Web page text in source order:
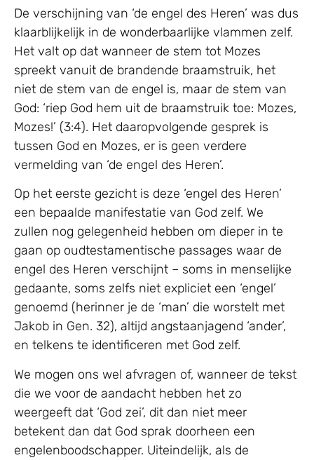
De verschijning van ‘de engel des Heren’ was dus
klaarblijkelijk in de wonderbaarlijke vlammen zelf.
Het valt op dat wanneer de stem tot Mozes
spreekt vanuit de brandende braamstruik, het
niet de stem van de engel is, maar de stem van
God: ‘riep God hem uit de braamstruik toe: Mozes,
Mozes!’ (3:4). Het daaropvolgende gesprek is
tussen God en Mozes, er is geen verdere
vermelding van ‘de engel des Heren’.
Op het eerste gezicht is deze ‘engel des Heren’
een bepaalde manifestatie van God zelf. We
zullen nog gelegenheid hebben om dieper in te
gaan op oudtestamentische passages waar de
engel des Heren verschijnt – soms in menselijke
gedaante, soms zelfs niet expliciet een ‘engel’
genoemd (herinner je de ‘man’ die worstelt met
Jakob in Gen. 32), altijd angstaanjagend ‘ander’,
en telkens te identificeren met God zelf.
We mogen ons wel afvragen of, wanneer de tekst
die we voor de aandacht hebben het zo
weergeeft dat ‘God zei’, dit dan niet meer
betekent dan dat God sprak doorheen een
engelenboodschapper. Uiteindelijk, als de